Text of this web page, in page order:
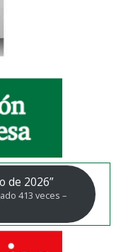
de 2026”
413 veces –